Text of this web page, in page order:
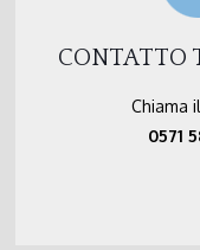
CONTATTO
Chiama
0571